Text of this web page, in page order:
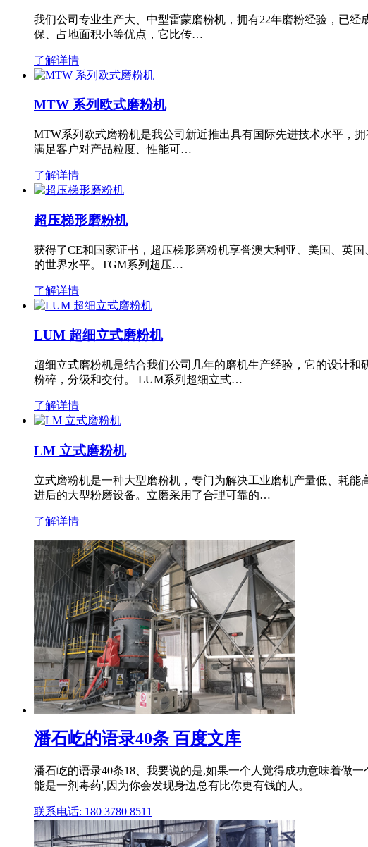
我们公司专业生产大、中型雷蒙磨粉机，拥有22年磨粉经验，已
保、占地面积小等优点，它比传…
了解详情
MTW 系列欧式磨粉机
MTW系列欧式磨粉机是我公司新近推出具有国际先进技术水平，
满足客户对产品粒度、性能可…
了解详情
超压梯形磨粉机
获得了CE和国家证书，超压梯形磨粉机享誉澳大利亚、美国、英
的世界水平。TGM系列超压…
了解详情
LUM 超细立式磨粉机
超细立式磨粉机是结合我们公司几年的磨机生产经验，它的设计
粉碎，分级和交付。 LUM系列超细立式…
了解详情
LM 立式磨粉机
立式磨粉机是一种大型磨粉机，专门为解决工业磨机产量低、耗
进后的大型粉磨设备。立磨采用了合理可靠的…
了解详情
潘石屹的语录40条 百度文库
潘石屹的语录40条18、我要说的是,如果一个人觉得成功意味着做
能是一剂毒药',因为你会发现身边总有比你更有钱的人。
联系电话: 180 3780 8511